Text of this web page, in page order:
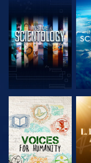
UTFORSKA
SERIEN